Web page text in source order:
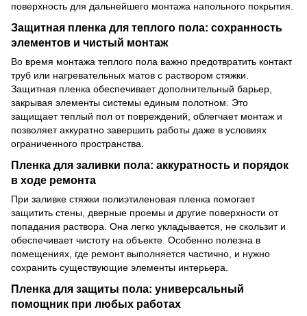
поверхность для дальнейшего монтажа напольного покрытия.
Защитная пленка для теплого пола: сохранность
элементов и чистый монтаж
Во время монтажа теплого пола важно предотвратить контакт
труб или нагревательных матов с раствором стяжки.
Защитная пленка обеспечивает дополнительный барьер,
закрывая элементы системы единым полотном. Это
защищает теплый пол от повреждений, облегчает монтаж и
позволяет аккуратно завершить работы даже в условиях
ограниченного пространства.
Пленка для заливки пола: аккуратность и порядок
в ходе ремонта
При заливке стяжки полиэтиленовая пленка помогает
защитить стены, дверные проемы и другие поверхности от
попадания раствора. Она легко укладывается, не скользит и
обеспечивает чистоту на объекте. Особенно полезна в
помещениях, где ремонт выполняется частично, и нужно
сохранить существующие элементы интерьера.
Пленка для защиты пола: универсальный
помощник при любых работах